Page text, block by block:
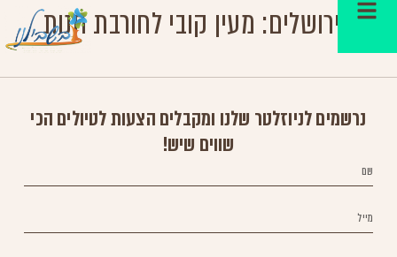
הרי ירושלים: מעין קובי לחורבת חנות
נרשמים לניוזלטר שלנו ומקבלים הצעות לטיולים הכי
שווים שיש!